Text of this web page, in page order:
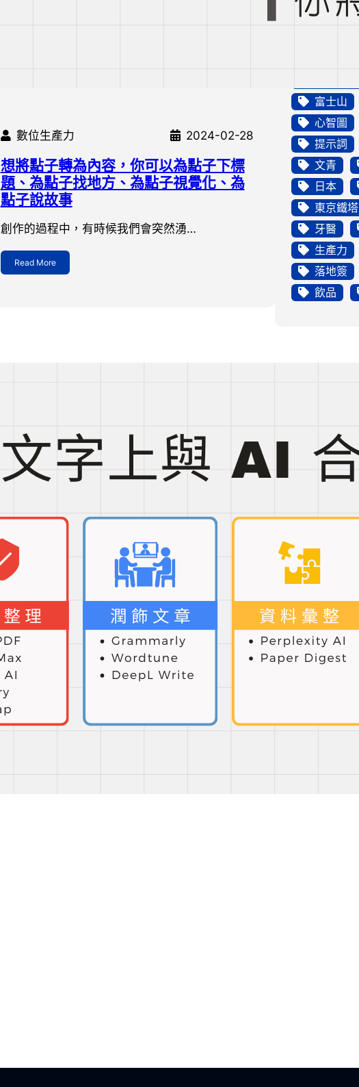
數位生產力 2024-02-28
想將點子轉為內容，你可以為點子下標
題、為點子找地方、為點子視覺化、為
點子說故事
創作的過程中，有時候我們會突然湧…
Read More
Google
富士山
心智圖
提示詞
文青
日本
東京鐵塔
牙醫
生產力
落地簽
飲品